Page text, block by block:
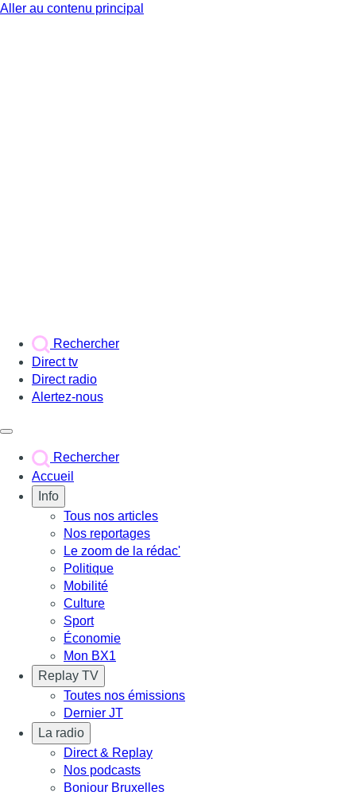
Aller au contenu principal
Rechercher
Direct tv
Direct radio
Alertez-nous
Rechercher
Accueil
Info
Tous nos articles
Nos reportages
Le zoom de la rédac'
Politique
Mobilité
Culture
Sport
Économie
Mon BX1
Replay TV
Toutes nos émissions
Dernier JT
La radio
Direct & Replay
Nos podcasts
Bonjour Bruxelles